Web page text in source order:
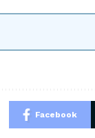
Facebook